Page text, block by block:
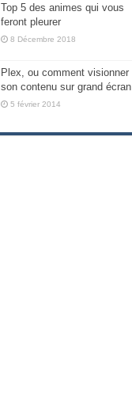
Top 5 des animes qui vous
feront pleurer
8 Décembre 2018
Plex, ou comment visionner
son contenu sur grand écran
5 février 2014